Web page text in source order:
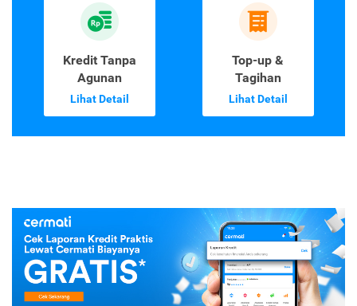
Kredit Tanpa
Agunan
Lihat Detail
Top-up &
Tagihan
Lihat Detail